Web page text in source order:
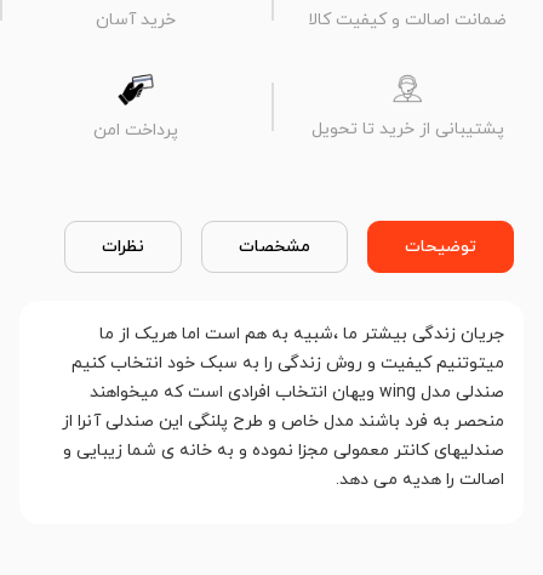
ضمانت اصالت و کیفیت کالا خرید آسان
پشتیبانی از خرید تا تحویل پرداخت امن
توضیحات مشخصات نظرات
جریان زندگی بیشتر ما ،شبیه به هم است اما هریک از ما
میتوتنیم کیفیت و روش زندگی را به سبک خود انتخاب کنیم
صندلی مدل wing ویهان انتخاب افرادی است که میخواهند
منحصر به فرد باشند مدل خاص و طرح پلنگی این صندلی آنرا از
صندلیهای کانتر معمولی مجزا نموده و به خانه ی شما زیبایی و
اصالت را هدیه می دهد.